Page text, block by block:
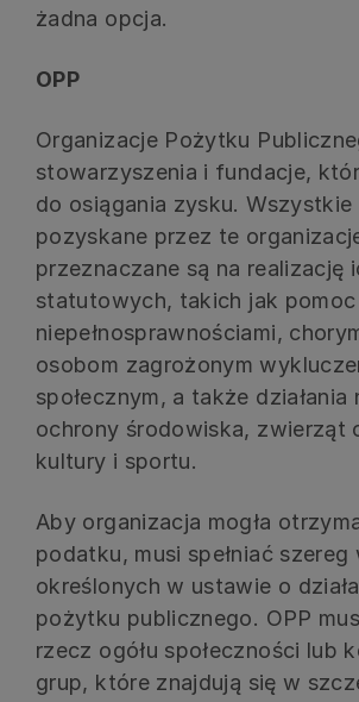
żadna opcja.
OPP
Organizacje Pożytku
stowarzyszenia i fundacje,
do osiągania zysku. Wszystkie
pozyskane przez te
przeznaczane są na realizację
statutowych, takich jak
niepełnosprawnościami,
osobom zagrożonym
społecznym, a także działania
ochrony środowiska, zwierząt
kultury i sportu.
Aby organizacja mogła
podatku, musi spełniać szereg
określonych w ustawie o
pożytku publicznego. OPP
rzecz ogółu społeczności lub
grup, które znajdują się w